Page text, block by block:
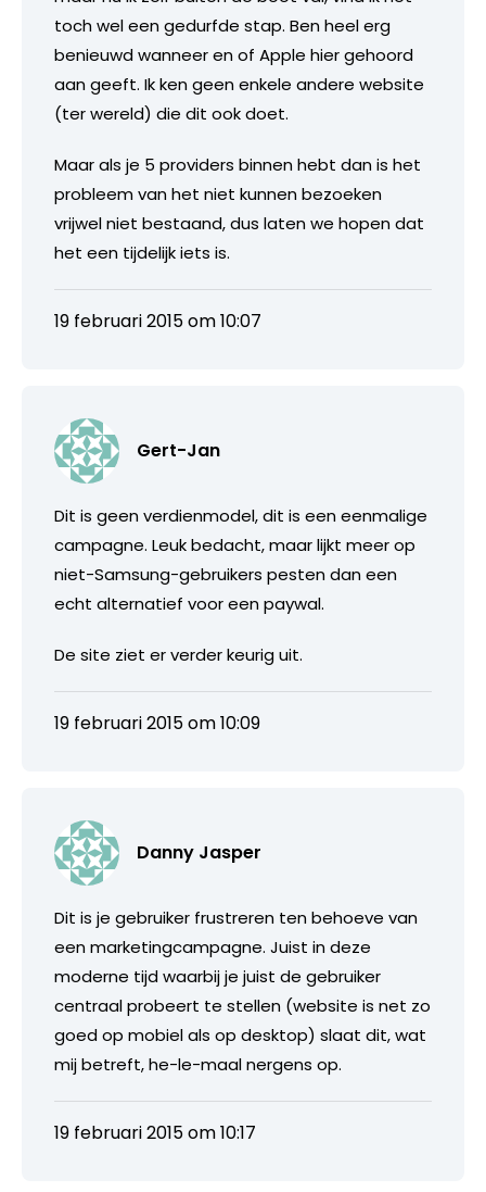
toch wel een gedurfde stap. Ben heel erg
benieuwd wanneer en of Apple hier gehoord
aan geeft. Ik ken geen enkele andere website
(ter wereld) die dit ook doet.
Maar als je 5 providers binnen hebt dan is het
probleem van het niet kunnen bezoeken
vrijwel niet bestaand, dus laten we hopen dat
het een tijdelijk iets is.
19 februari 2015 om 10:07
Gert-Jan
Dit is geen verdienmodel, dit is een eenmalige
campagne. Leuk bedacht, maar lijkt meer op
niet-Samsung-gebruikers pesten dan een
echt alternatief voor een paywal.
De site ziet er verder keurig uit.
19 februari 2015 om 10:09
Danny Jasper
Dit is je gebruiker frustreren ten behoeve van
een marketingcampagne. Juist in deze
moderne tijd waarbij je juist de gebruiker
centraal probeert te stellen (website is net zo
goed op mobiel als op desktop) slaat dit, wat
mij betreft, he-le-maal nergens op.
19 februari 2015 om 10:17